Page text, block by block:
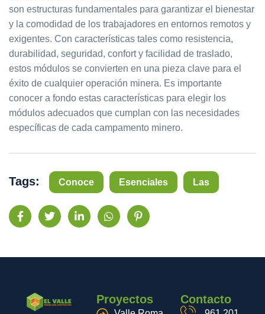
son estructuras fundamentales para garantizar el bienestar
y la comodidad de los trabajadores en entornos remotos y
exigentes. Con características tales como resistencia,
durabilidad, seguridad, confort y facilidad de traslado,
estos módulos se convierten en una pieza clave para el
éxito de cualquier operación minera. Es importante
conocer a fondo estas características para elegir los
módulos adecuados que cumplan con las necesidades
específicas de cada campamento minero.
Tags: Conoce Esenciales Las
Proyectos Contacto